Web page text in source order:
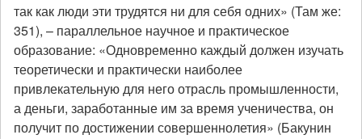
так как люди эти трудятся ни для себя одних» (Там же:
351), – параллельное научное и практическое
образование: «Одновременно каждый должен изучать
теоретически и практически наиболее
привлекательную для него отрасль промышленности,
а деньги, заработанные им за время ученичества, он
получит по достижении совершеннолетия» (Бакунин